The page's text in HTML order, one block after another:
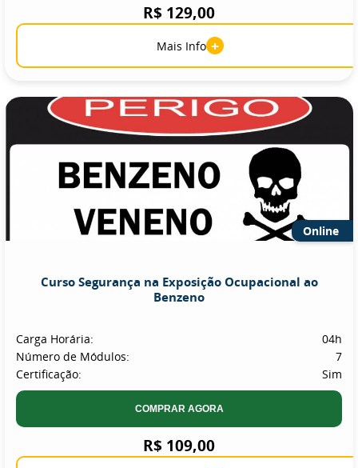
R$ 129,00
Mais Info +
Online
Curso Segurança na Exposição Ocupacional ao
Benzeno
Carga Horária:
04h
Número de Módulos:
7
Certificação:
Sim
COMPRAR AGORA
R$ 109,00